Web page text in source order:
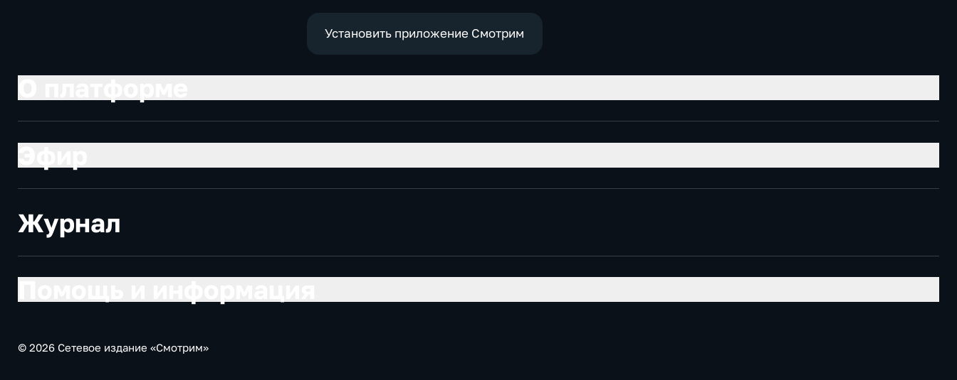
Установить приложение Смотрим
Журнал
© 2026 Сетевое издание «Смотрим»